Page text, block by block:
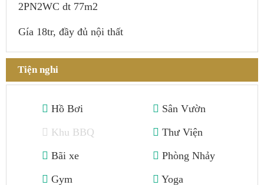
2PN2WC dt 77m2
Gía 18tr, đầy đủ nội thất
Tiện nghi
Hồ Bơi
Sân Vườn
Khu BBQ
Thư Viện
Bãi xe
Phòng Nhảy
Gym
Yoga